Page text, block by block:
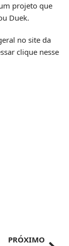
projeto que
Duek.
no site da
clique nesse
PRÓXIMO